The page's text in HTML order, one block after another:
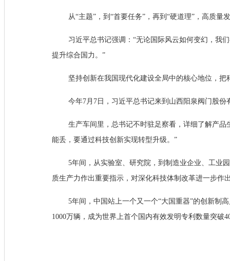
从“主题”，到“首要任务”，再到“硬道理”，高质量
习近平总书记强调：“无论国际风云如何变幻，我
提升综合国力。”
坚持创新在我国现代化建设全局中的核心地位，
今年7月7日，习近平总书记来到山西阳泉阀门股份
生产车间里，总书记不时驻足察看，详细了解产
能丢，要通过科技创新实现转型升级。”
5年间，从实验室、研究院，到制造业企业、工业
质生产力作出重要指示，对深化科技体制改革进一步作
5年间，中国站上一个又一个“大国重器”的创新制
1000万辆，成为世界上首个国内有效发明专利数量突